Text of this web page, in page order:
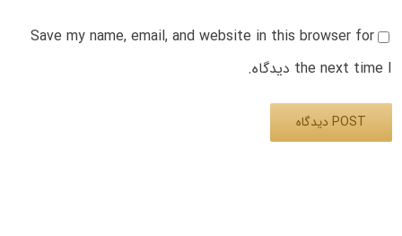
Save my name, email, and website in this browser for
the next time I دیدگاه.